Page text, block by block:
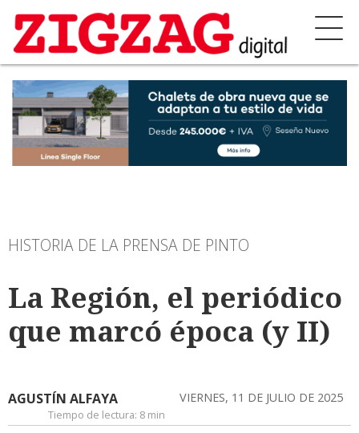
HISTORIA DE LA PRENSA DE PINTO
La Región, el periódico
que marcó época (y II)
AGUSTÍN ALFAYA VIERNES, 11 DE JULIO DE 2025
Tiempo de lectura: 8 min